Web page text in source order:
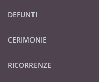
DEFUNTI
CERIMONIE
RICORRENZE